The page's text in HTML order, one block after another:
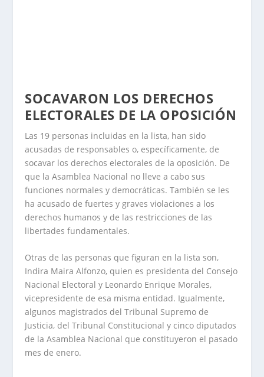
SOCAVARON LOS DERECHOS
ELECTORALES DE LA OPOSICIÓN
Las 19 personas incluidas en la lista, han sido
acusadas de responsables o, específicamente, de
socavar los derechos electorales de la oposición. De
que la Asamblea Nacional no lleve a cabo sus
funciones normales y democráticas. También se les
ha acusado de fuertes y graves violaciones a los
derechos humanos y de las restricciones de las
libertades fundamentales.
Otras de las personas que figuran en la lista son,
Indira Maira Alfonzo, quien es presidenta del Consejo
Nacional Electoral y Leonardo Enrique Morales,
vicepresidente de esa misma entidad. Igualmente,
algunos magistrados del Tribunal Supremo de
Justicia, del Tribunal Constitucional y cinco diputados
de la Asamblea Nacional que constituyeron el pasado
mes de enero.